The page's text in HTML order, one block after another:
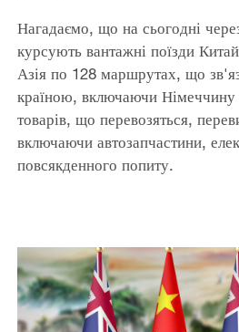
Нагадаємо, що на сьогодні
курсують вантажні поїзди
Азія по 128 маршрутах, що
країною, включаючи Німеччину
товарів, що перевозяться,
включаючи автозапчастини,
повсякденного попиту.